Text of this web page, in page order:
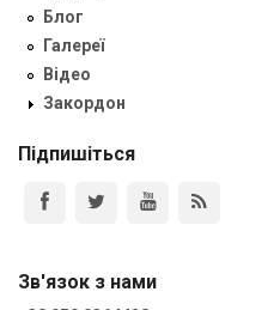
Блог
Галереї
Відео
Закордон
Підпишіться
Зв'язок з нами